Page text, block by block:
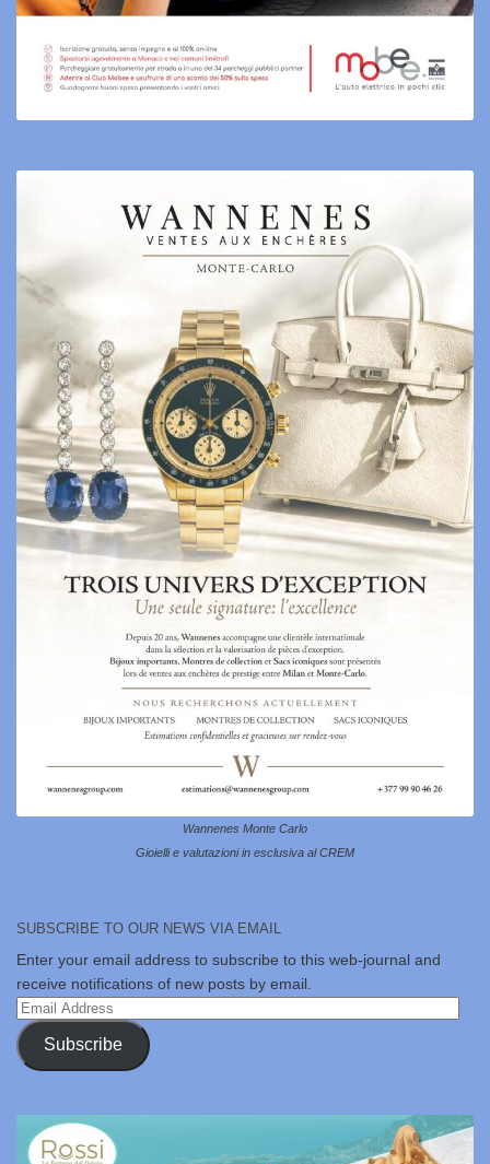
Wannenes Monte Carlo
Gioielli e valutazioni in esclusiva al CREM
SUBSCRIBE TO OUR NEWS VIA EMAIL
Enter your email address to subscribe to this web-journal and
receive notifications of new posts by email.
Email
Address
Subscribe